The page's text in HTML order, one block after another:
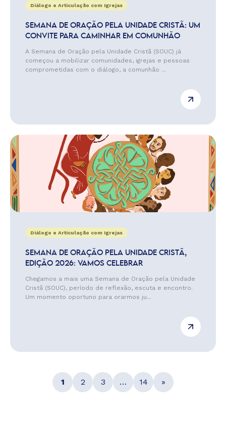
Diálogo e Articulação com Igrejas
SEMANA DE ORAÇÃO PELA UNIDADE CRISTÃ: UM
CONVITE PARA CAMINHAR EM COMUNHÃO
A Semana de Oração pela Unidade Cristã (SOUC) já
começou a mobilizar comunidades, igrejas e pessoas
comprometidas com o diálogo, a comunhão ...
Diálogo e Articulação com Igrejas
SEMANA DE ORAÇÃO PELA UNIDADE CRISTÃ,
EDIÇÃO 2026: VAMOS CELEBRAR
Chegamos a mais uma Semana de Oração pela Unidade
Cristã (SOUC), período de reflexão, escuta e encontro.
Um momento oportuno para orarmos ju...
1 2 3 … 14 »